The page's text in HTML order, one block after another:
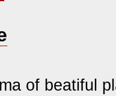
of beatiful